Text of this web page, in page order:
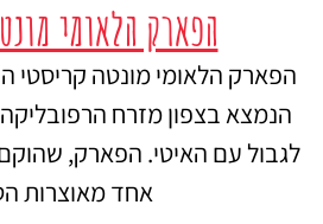
הפארק הלאומי
הפארק הלאומי מונטה קריסטי
הנמצא בצפון מזרח הרפובליקה
אחד מאוצרות